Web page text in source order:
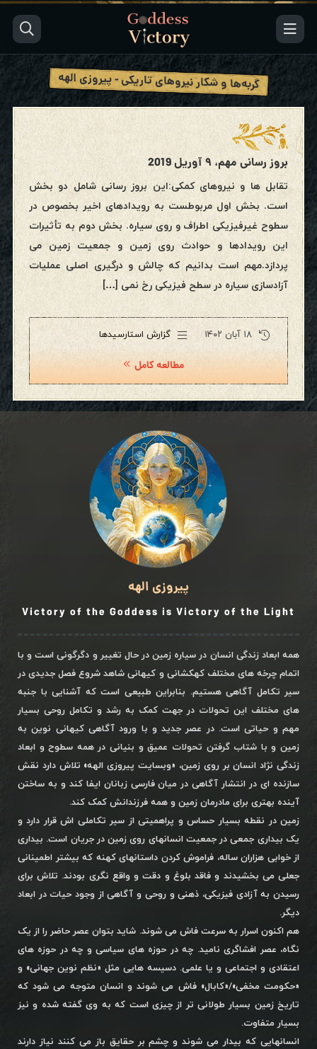
گربه‌ها و شکار نیروهای تاریکی - پیروزی الهه
بروز رسانی مهم، ۹ آوریل 2019
تقابل ها و نیروهای کمکی:این بروز رسانی شامل دو بخش
است. بخش اول مربوطست به رویدادهای اخیر بخصوص در
سطوح غیرفیزیکی اطراف و روی سیاره. بخش دوم به تأثیرات
این رویدادها و حوادث روی زمین و جمعیت زمین می
پردازد.مهم است بدانیم که چالش و درگیری اصلی عملیات
آزادسازی سیاره در سطح فیزیکی رخ نمی […]
۱۸ آبان ۱۴۰۲ گزارش استارسیدها
مطالعه کامل
پیروزی الهه
Victory of the Goddess is Victory of the Light
همه ابعاد زندگی انسان در سیاره زمین در حال تغییر و دگرگونی است و با
اتمام چرخه های مختلف کهکشانی و کیهانی شاهد شروع فصل جدیدی در
سیر تکامل آگاهی هستیم. بنابراین طبیعی است که آشنایی با جنبه
های مختلف این تحولات در جهت کمک به رشد و تکامل روحی بسیار
مهم و حیاتی است. در عصر جدید و با ورود آگاهی کیهانی نوین به
زمین و با شتاب گرفتن تحولات عمیق و بنیانی در همه سطوح و ابعاد
زندگی نژاد انسان بر روی زمین، «وبسایت پیروزی الهه» تلاش دارد نقش
سازنده ای در انتشار آگاهی در میان فارسی زبانان ایفا کند و به ساختن
آینده بهتری برای مادرمان زمین و همه فرزندانش کمک کند.
زمین در نقطه بسیار حساس و پراهمیتی از سیر تکاملی اش قرار دارد و
یک بیداری جمعی در جمعیت انسانهای روی زمین در جریان است. بیداری
از خوابی هزاران ساله، فراموش کردن داستانهای کهنه که بیشتر اطمینانی
جعلی می بخشیدند و فاقد بلوغ و دقت و واقع نگری بودند. تلاش برای
رسیدن به آزادی فیزیکی، ذهنی و روحی و آگاهی از وجود حیات در ابعاد
دیگر.
هم اکنون اسرار به سرعت فاش می شوند. شاید بتوان عصر حاضر را از یک
نگاه، عصر افشاگری نامید. چه در حوزه های سیاسی و چه در حوزه های
اعتقادی و اجتماعی و یا علمی. دسیسه هایی مثل «نظم نوین جهانی» و
«حکومت مخفی»/«کابال» فاش می شوند و انسان متوجه می شود که
تاریخ زمین بسیار طولانی تر از چیزی است که به وی گفته شده و نیز
بسیار متفاوت.
انسانهایی که بیدار می شوند و چشم بر حقایق باز می کنند نیاز دارند